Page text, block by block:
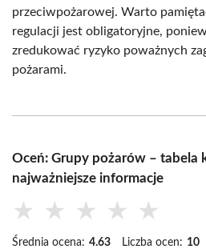
przeciwpożarowej. Warto
regulacji jest obligatoryjne,
zredukować ryzyko poważnych
pożarami.
Oceń: Grupy pożarów – tabela
najważniejsze informacje
★ ★ ★ ★ ★
Średnia ocena: 4.63 Liczba ocen: 10